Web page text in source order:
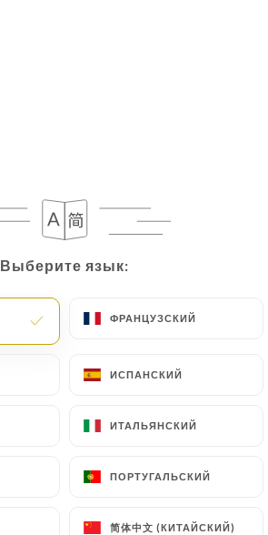
Выберите язык:
ФРАНЦУЗСКИЙ
ИСПАНСКИЙ
ИТАЛЬЯНСКИЙ
ПОРТУГАЛЬСКИЙ
简体中文 (КИТАЙСКИЙ)
Выберите язык:
ФРАНЦУЗСКИЙ
ИСПАНСКИЙ
ИТАЛЬЯНСКИЙ
ПОРТУГАЛЬСКИЙ
简体中文 (КИТАЙСКИЙ)